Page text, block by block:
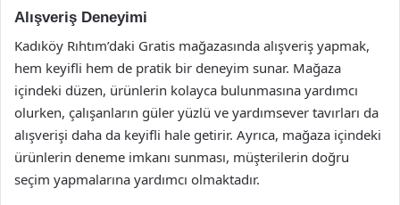
Alışveriş Deneyimi
Kadıköy Rıhtım’daki Gratis mağazasında alışveriş yapmak,
hem keyifli hem de pratik bir deneyim sunar. Mağaza
içindeki düzen, ürünlerin kolayca bulunmasına yardımcı
olurken, çalışanların güler yüzlü ve yardımsever tavırları da
alışverişi daha da keyifli hale getirir. Ayrıca, mağaza içindeki
ürünlerin deneme imkanı sunması, müşterilerin doğru
seçim yapmalarına yardımcı olmaktadır.